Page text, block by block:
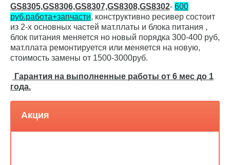
GS8305,GS8306,GS8307,GS8308,GS8302- 600
руб.работа+запчасти, конструктивно ресивер состоит
из 2-х основных частей мат.платы и блока питания ,
блок питания меняется но новый порядка 300-400 руб,
мат.плата ремонтируется или меняется на новую,
стоимость замены от 1500-3000руб.
Гарантия на выполненные работы от 6 мес до 1
года.
Акция